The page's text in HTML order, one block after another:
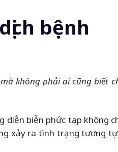
bệnh
không phải ai cũng biết
diễn biễn phức tạp không
xảy ra tình trạng tương